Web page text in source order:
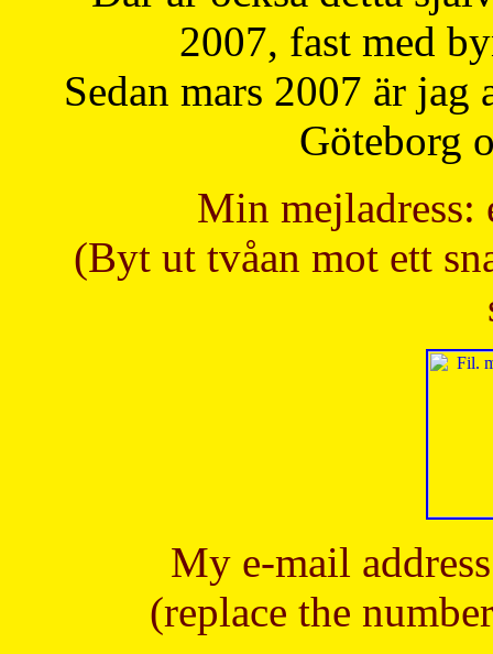
2007, fast med
Sedan mars 2007 är
Göteborg
Min mejladress:
(Byt ut tvåan mot ett
My e-mail
(replace the